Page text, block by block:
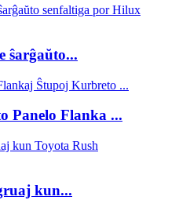
ŝarĝaŭto...
Panelo Flanka ...
kun...